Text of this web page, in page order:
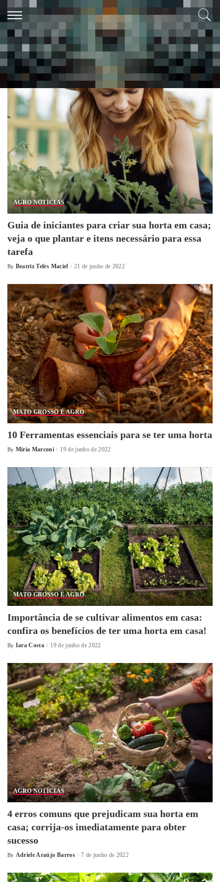
Tag: Horta em casa
AGRO NOTÍCIAS
Guia de iniciantes para criar sua horta em casa;
veja o que plantar e itens necessário para essa
tarefa
By Beatriz Teles Maciel 21 de junho de 2022
MATO GROSSO É AGRO
10 Ferramentas essenciais para se ter uma horta
By Miria Marconi 19 de junho de 2022
MATO GROSSO É AGRO
Importância de se cultivar alimentos em casa:
confira os benefícios de ter uma horta em casa!
By Iara Costa 19 de junho de 2022
AGRO NOTÍCIAS
4 erros comuns que prejudicam sua horta em
casa; corrija-os imediatamente para obter
sucesso
By Adriele Araújo Barros 7 de junho de 2022